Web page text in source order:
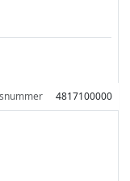
4817100000